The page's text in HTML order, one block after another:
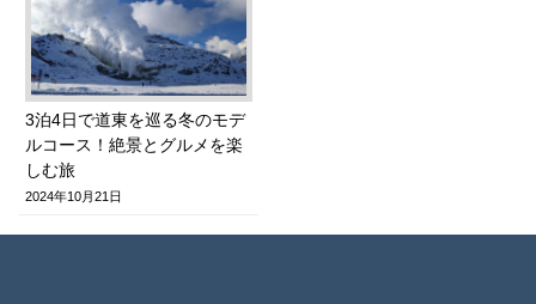
3泊4日で道東を巡る冬のモデ
ルコース！絶景とグルメを楽
しむ旅
2024年10月21日